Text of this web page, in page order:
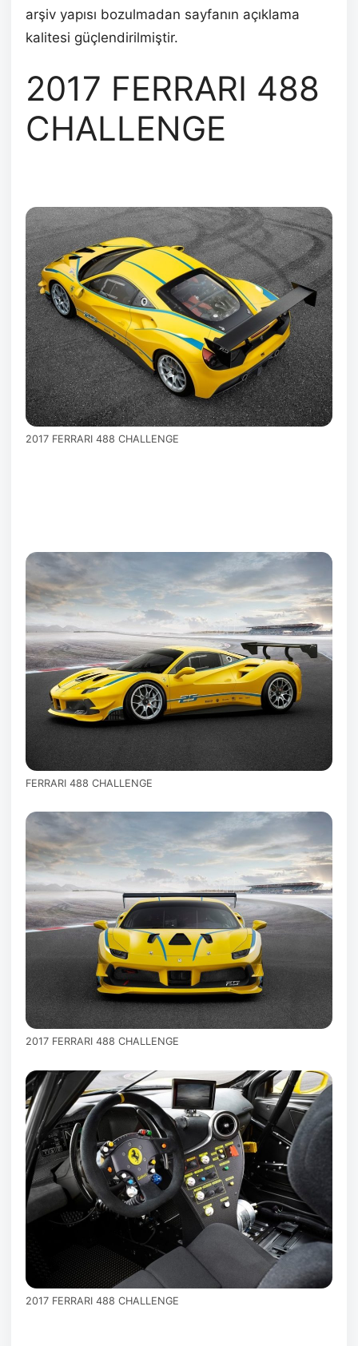
arşiv yapısı bozulmadan sayfanın açıklama
kalitesi güçlendirilmiştir.
2017 FERRARI 488
CHALLENGE
2017 FERRARI 488 CHALLENGE
FERRARI 488 CHALLENGE
2017 FERRARI 488 CHALLENGE
2017 FERRARI 488 CHALLENGE